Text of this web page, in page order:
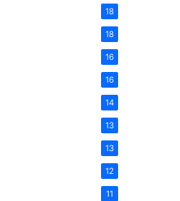
18
18
16
16
14
13
13
12
11